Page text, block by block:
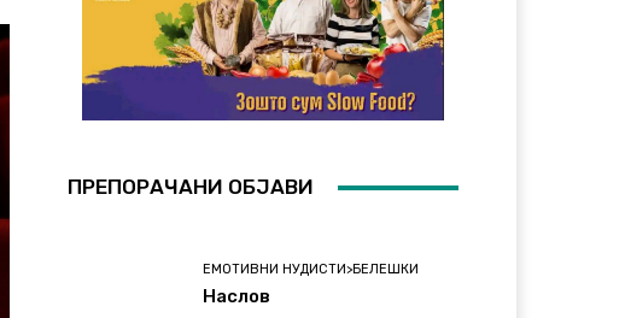
ПРЕПОРАЧАНИ ОБЈАВИ
ЕМОТИВНИ НУДИСТИ>БЕЛЕШКИ
Наслов